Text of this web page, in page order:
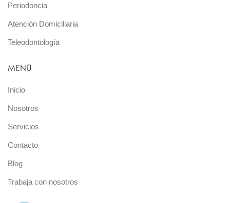
Periodoncia
Atención Domiciliaria
Teleodontología
MENÚ
Inicio
Nosotros
Servicios
Contacto
Blog
Trabaja con nosotros